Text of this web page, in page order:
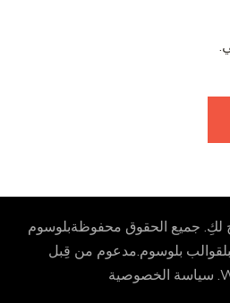
لكِ. جميع الحقوق محفوظةبلوسوم
قوالب بلوسوم.مدعوم من قِبل
. سياسة الخصوصية